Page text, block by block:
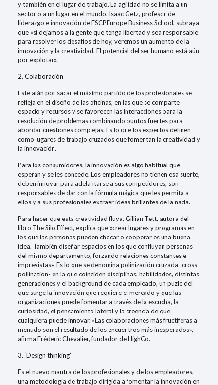
y también en el lugar de trabajo. La agilidad no se limita a un
sector o a un lugar en el mundo. Isaac Getz, profesor de
liderazgo e innovación de ESCPEurope Business School, subraya
que «si dejamos a la gente que tenga libertad y sea responsable
para resolver los desafíos de hoy, veremos un aumento de la
innovación y la creatividad. El potencial del ser humano está aún
por explotar».
2. Colaboración
Este afán por sacar el máximo partido de los profesionales se
refleja en el diseño de las oficinas, en las que se comparte
espacio y recursos y se favorecen las interacciones para la
resolución de problemas combinando puntos fuertes para
abordar cuestiones complejas. Es lo que los expertos definen
como lugares de trabajo cruzados que fomentan la creatividad y
la innovación.
Para los consumidores, la innovación es algo habitual que
esperan y se les concede. Los empleadores no tienen esa suerte,
deben innovar para adelantarse a sus competidores; son
responsables de dar con la fórmula mágica que les permita a
ellos y a sus profesionales extraer ideas brillantes de la nada.
Para hacer que esta creatividad fluya, Gillian Tett, autora del
libro The Silo Effect, explica que «crear lugares y programas en
los que las personas pueden chocar o cooperar es una buena
idea. También diseñar espacios en los que confluyan personas
del mismo departamento, forzando relaciones constantes e
imprevistas». Es lo que se denomina polinización cruzada -cross
pollination- en la que coinciden disciplinas, habilidades, distintas
generaciones y el background de cada empleado, un puzle del
que surge la innovación que requiere el mercado y que las
organizaciones puede fomentar a través de la escucha, la
curiosidad, el pensamiento lateral y la creencia de que
cualquiera puede innovar. «Las colaboraciones más fructíferas a
menudo son el resultado de los encuentros más inesperados»,
afirma Fréderic Chevalier, fundador de HighCo.
3. ‘Design thinking’
Es el nuevo mantra de los profesionales y de los empleadores,
una metodología de trabajo dirigida a fomentar la innovación en